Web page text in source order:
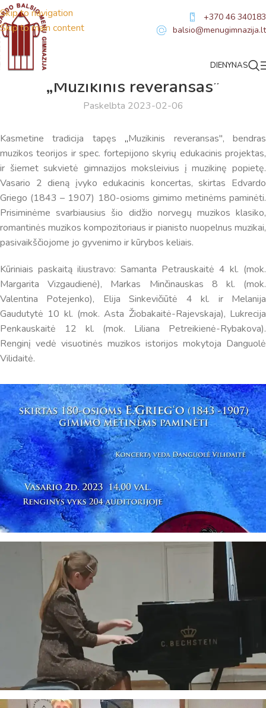
Skip to navigation
Skip to main content
+370 46 340183
balsio@menugimnazija.lt
DIENYNAS
„Muzikinis reveransas”
Paskelbta 2023-02-06
Kasmetine tradicija tapęs„Muzikinis reveransas'', bendras
muzikos teorijos ir spec. fortepijono skyrių edukacinis projektas,
ir šiemet sukvietė gimnazijos moksleivius į muzikinę popietę.
Vasario 2 dieną įvyko edukacinis koncertas, skirtas Edvardo
Griego (1843 – 1907) 180-osioms gimimo metinėms paminėti.
Prisiminėme svarbiausius šio didžio norvegų muzikos klasiko,
romantinės muzikos kompozitoriaus ir pianisto nuopelnus muzikai,
pasivaikščiojome jo gyvenimo ir kūrybos keliais.
Kūriniais paskaitą iliustravo: Samanta Petrauskaitė 4 kl. (mok.
Margarita Vizgaudienė), Markas Minčinauskas 8 kl. (mok.
Valentina Potejenko), Elija Sinkevičiūtė 4 kl. ir Melanija
Gaudutytė 10 kl. (mok. Asta Žiobakaitė-Rajevskaja), Lukrecija
Penkauskaitė 12 kl. (mok. Liliana Petreikienė-Rybakova).
Renginį vedė visuotinės muzikos istorijos mokytoja Danguolė
Vilidaitė.
Virtualus asistentas
Sveiki! Taip, aš esu virtualus. Tačiau dirbtinis intelektas
suteikia man galimybę ne tik analizuoti Jūsų klausimą, bet
dar tobulai atsimenu visą šioje svetainėje pateiktą
informaciją. Jei visgi man pritrūks išmanumo - pateiksiu
Jums reikiamus kontaktus, kur galėsite pasiklausti
atsakingo specialisto.
Taigi... kuo galėčiau Jums padėti?